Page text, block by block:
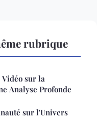
rubrique
sur la
Analyse Profonde
sur l'Univers